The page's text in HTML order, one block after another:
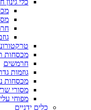
כלי
מכסחות
חרמשים
גוזמות
מכסחות
מסורי
מפוחי
כלים ידניים